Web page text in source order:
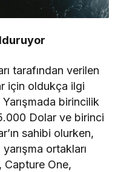
tarafından verilen
için oldukça ilgi
Yarışmada birincilik
Dolar ve birinci
sahibi olurken,
ortakları
Capture One,